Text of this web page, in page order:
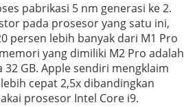
pabrikasi 5 nm generasi ke 2.
pada prosesor yang satu ini,
persen lebih banyak dari M1 Pro
yang dimiliki M2 Pro adalah
GB. Apple sendiri mengklaim
cepat 2,5x dibandingkan
prosesor Intel Core i9.